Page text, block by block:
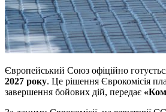
Європейський Союз офіційно
2027 року. Це рішення Єврокомісія
завершення бойових дій, передає